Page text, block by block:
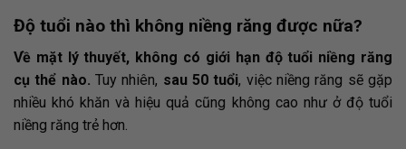
Độ tuổi nào thì không niềng răng được nữa?
Về mặt lý thuyết, không có giới hạn độ tuổi niềng răng
cụ thể nào. Tuy nhiên, sau 50 tuổi, việc niềng răng sẽ gặp
nhiều khó khăn và hiệu quả cũng không cao như ở độ tuổi
niềng răng trẻ hơn.